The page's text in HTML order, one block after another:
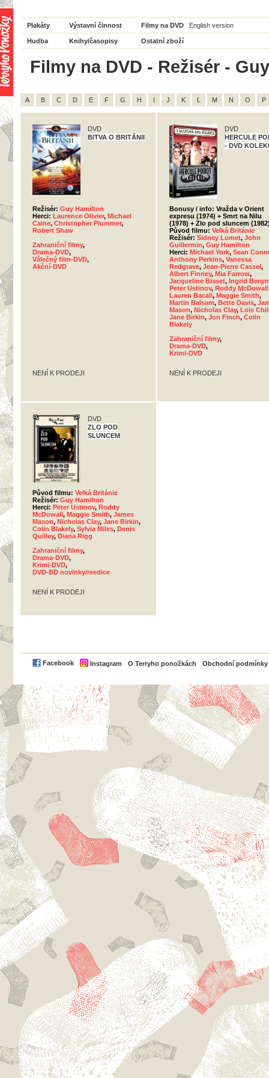
Plakáty Výstavní činnost Filmy na DVD English version
Hudba Knihy/časopisy Ostatní zboží
Filmy na DVD - Režisér -
A B C D E F G H I J K L M N O P
DVD
BITVA O BRITÁNII
Režisér: Guy Hamilton
Herci: Laurence Olivier, Michael
Caine, Christopher Plummer,
Robert Shaw
Zahraniční filmy,
Drama-DVD,
Válečný film-DVD,
Akční-DVD
NENÍ K PRODEJI
DVD
HERCULE
- DVD
Bonusy / info: Vražda v Orient
expresu (1974) + Smrt na Nilu
(1978) + Zlo pod sluncem
Původ filmu: Velká Británie
Režisér: Sidney Lumet, John
Guillermin, Guy Hamilton
Herci: Michael York, Sean
Anthony Perkins, Vanessa
Redgrave, Jean-Pierre Cassel,
Albert Finney, Mia Farrow,
Jacqueline Bisset, Ingrid
Peter Ustinov, Roddy McDowall
Lauren Bacall, Maggie Smith,
Martin Balsam, Bette Davis,
Mason, Nicholas Clay, Lois
Jane Birkin, Jon Finch, Colin
Blakely
Zahraniční filmy,
Drama-DVD,
Krimi-DVD
NENÍ K PRODEJI
DVD
ZLO POD
SLUNCEM
Původ filmu: Velká Británie
Režisér: Guy Hamilton
Herci: Peter Ustinov, Roddy
McDowall, Maggie Smith, James
Mason, Nicholas Clay, Jane Birkin,
Colin Blakely, Sylvia Miles, Denis
Quilley, Diana Rigg
Zahraniční filmy,
Drama-DVD,
Krimi-DVD,
DVD-BD novinky/reedice
NENÍ K PRODEJI
Facebook Instagram O Terryho ponožkách Obchodní podmínky
PayPal